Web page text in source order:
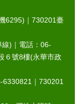
6295)｜ 730201臺
)｜電話：06-
６號8樓(永華市政
｜ 730201